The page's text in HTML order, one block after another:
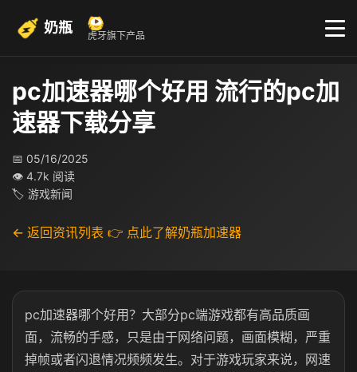
奶瓶 虎牙旗下产品
pc加速器哪个好用 流行的pc加
速器下载分享
📅 05/16/2025
👁 4.7k 阅读
🏷 游戏新闻
← 返回资讯列表 👉 点此了解奶瓶加速器
pc加速器哪个好用？大部分pc端游戏都有高品质画
面，流畅的手感，只是由于网络问题，画面模糊，严重
掉帧或者闪退情况频频发生。对于游戏玩家来说，网速